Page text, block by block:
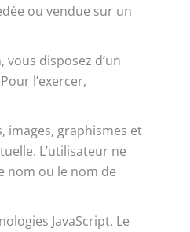
ou vendue sur un
disposez d’un
l’exercer,
images, graphismes et
L’utilisateur ne
nom ou le nom de
JavaScript. Le